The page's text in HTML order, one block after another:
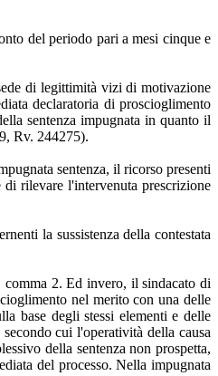
del periodo pari a mesi cinque e
di legittimità vizi di motivazione
declaratoria di proscioglimento
sentenza impugnata in quanto il
Rv. 244275).
sentenza, il ricorso presenti
rilevare l'intervenuta prescrizione
la sussistenza della contestata
comma 2. Ed invero, il sindacato di
nel merito con una delle
base degli stessi elementi e delle
cui l'operatività della causa
della sentenza non prospetta,
del processo. Nella impugnata